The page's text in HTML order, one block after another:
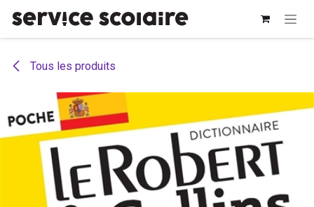
Tous les produits